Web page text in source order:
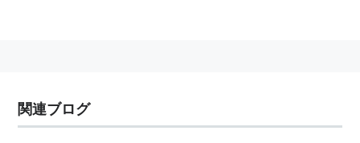
関連ブログ